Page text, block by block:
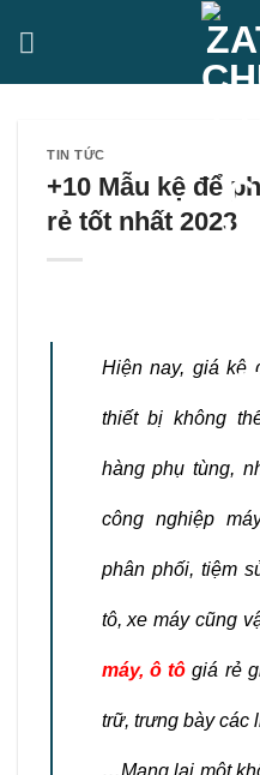
TIN TỨC
+10 Mẫu kệ để
rẻ tốt nhất 2023
Hiện nay, giá kệ
thiết bị không
hàng phụ tùng,
công nghiệp
phân phối, tiệm
tô, xe máy cũng
máy, ô tô giá rẻ
trữ, trưng bày các
…Mang lại một